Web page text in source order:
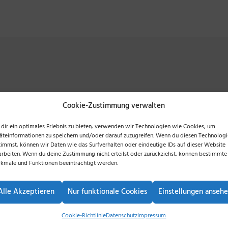
Cookie-Zustimmung verwalten
ein optimales Erlebnis zu bieten, verwenden wir Technologien wie Cookies, um
zu speichern und/oder darauf zuzugreifen. Wenn du diesen
können wir Daten wie das Surfverhalten oder eindeutige IDs auf dieser Website
Wenn du deine Zustimmung nicht erteilst oder zurückziehst, können bestimmte
und Funktionen beeinträchtigt werden.
Akzeptieren Nur funktionale Cookies Einstellungen
Cookie-RichtlinieDatenschutzImpressum
Google Maps
you all the options you need to fully customise
Build your very new Google Map!